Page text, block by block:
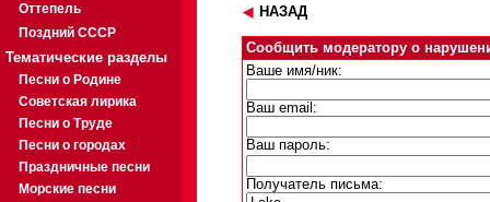
Оттепель
Поздний СССР
Тематические разделы
Песни о Родине
Советская лирика
Песни о Труде
Песни о городах
Праздничные песни
Морские песни
НАЗАД
Сообщить модератору о
Ваше имя/ник:
Ваш email:
Ваш пароль:
Получатель письма: